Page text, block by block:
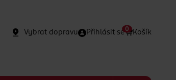
Vybrat dopravu Přihlásit se Košík
0